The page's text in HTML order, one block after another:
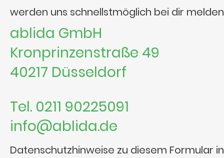
werden uns schnellstmöglich bei dir
ablida GmbH
Kronprinzenstraße 49
40217 Düsseldorf
Tel. 0211 90225091
info@ablida.de
Datenschutzhinweise zu diesem Formular